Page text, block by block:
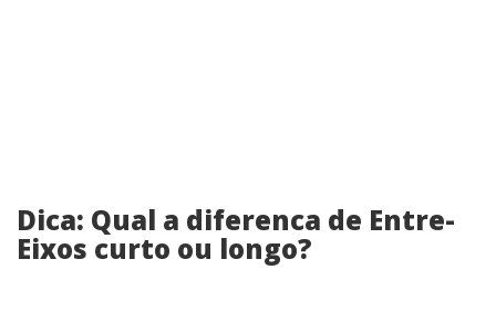
Dica: Qual a diferenca de Entre-
Eixos curto ou longo?